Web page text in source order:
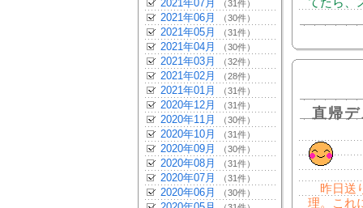
2021年07月 （31件）
2021年06月 （30件）
2021年05月 （31件）
2021年04月 （30件）
2021年03月 （32件）
2021年02月 （28件）
2021年01月 （31件）
2020年12月 （31件）
2020年11月 （30件）
2020年10月 （31件）
2020年09月 （30件）
2020年08月 （31件）
2020年07月 （31件）
2020年06月 （30件）
直帰
昨日送
理。これ